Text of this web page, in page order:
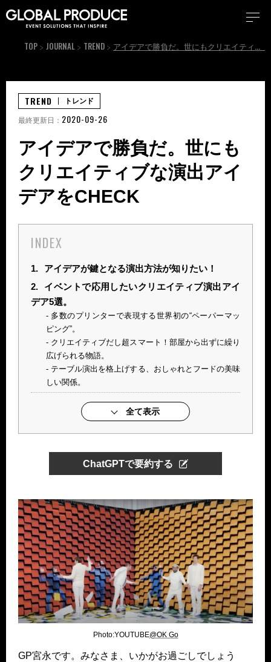
TOP JOURNAL TREND アイデアで勝負だ。世にもクリエイティブな演出アイデアをCHECK
アイデアで勝負だ。世にも
クリエイティブな演出アイ
デアをCHECK
INDEX
1.
アイデアが鍵となる演出方法が知りたい！
2.
イベントで応用したいクリエイティブ演出アイ
デア5選。
多数のプリンターで表現する世界初の“ペーパーマッ
ピング”。
クリエイティブだし超スマート！部屋から出ずに繰り
広げられる物語。
テーブル演出を格上げする、おしゃれとフードの美味
しい関係。
全て表示
ChatGPTで要約する
Photo:YOUTUBE@OK Go
GP宮永です。みなさま、いかがお過ごしでしょう
TREND トレンド
最終更新日： 2020-09-26